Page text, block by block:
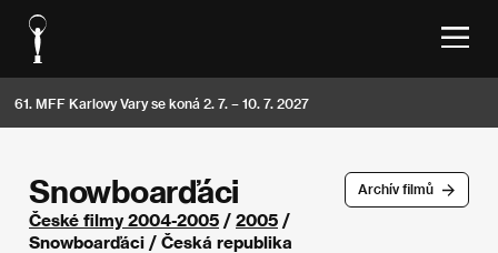
61. MFF Karlovy Vary se koná 2. 7. – 10. 7. 2027
Archív filmů
Snowboarďáci
České filmy 2004-2005 / 2005 /
Snowboarďáci / Česká republika